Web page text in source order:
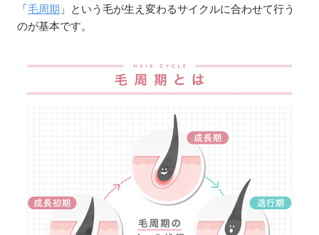
「毛周期 」という毛が生え変わるサイクルに合わせて行う
のが基本です。